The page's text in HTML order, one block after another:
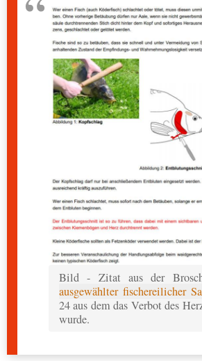
Bild - Zitat aus der
ausgewählter fischereilicher
24 aus dem das Verbot des
wurde.